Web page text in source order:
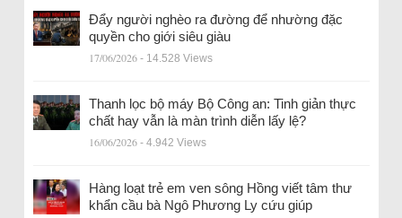
Đẩy người nghèo ra đường để nhường đặc
quyền cho giới siêu giàu
17/06/2026 - 14.528 Views
Thanh lọc bộ máy Bộ Công an: Tinh giản thực
chất hay vẫn là màn trình diễn lấy lệ?
16/06/2026 - 4.942 Views
Hàng loạt trẻ em ven sông Hồng viết tâm thư
khẩn cầu bà Ngô Phương Ly cứu giúp